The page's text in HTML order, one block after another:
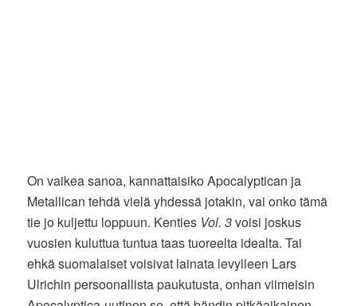
On vaikea sanoa, kannattaisiko Apocalyptican ja
Metallican tehdä vielä yhdessä jotakin, vai onko tämä
tie jo kuljettu loppuun. Kenties Vol. 3voisi joskus
vuosien kuluttua tuntua taas tuoreelta idealta. Tai
ehkä suomalaiset voisivat lainata levylleen Lars
Ulrichin persoonallista paukutusta, onhan viimeisin